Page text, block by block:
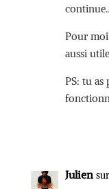
Pour
aussi
PS: tu as
Julien